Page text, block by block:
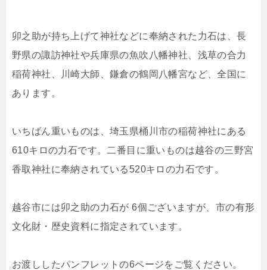
卯之助が持ち上げて神社などに奉納された力石は、長
野県の諏訪神社や兵庫県の魚吹八幡神社、浅草の合力
稲荷神社、川崎大師、鎌倉の鶴岡八幡宮など、全国に
あります。
いちばん重いものは、埼玉県桶川市の稲荷神社にある
610キロの力石です。二番目に重いものは越谷の三野宮
香取神社に奉納されている520キロの力石です。
越谷市には卯之助の力石が 6個ございますが、市の有形
文化財・歴史資料に指定されています。
お渡ししたパンフレットの6ページをご覧ください。